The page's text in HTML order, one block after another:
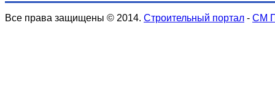
Все права защищены © 2014. Строительный портал - СМ